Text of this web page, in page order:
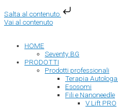
Salta al contenuto
Vai al contenuto
HOME
Seventy BG
PRODOTTI
Prodotti professionali
Terapia
Esosomi
Fili e Nanoneedle
V Lift PRO